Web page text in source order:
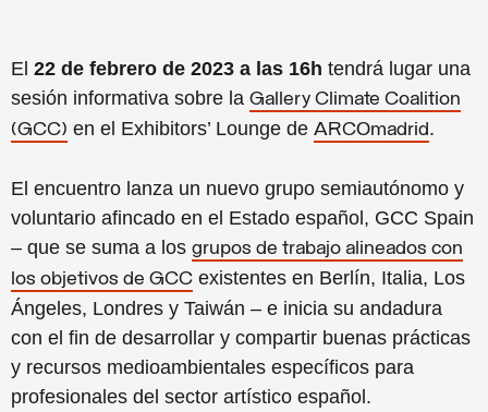
El 22 de febrero de 2023 a las 16h tendrá lugar una
sesión informativa sobre la Gallery Climate Coalition
(GCC) en el Exhibitors’ Lounge de ARCOmadrid.
El encuentro lanza un nuevo grupo semiautónomo y
voluntario afincado en el Estado español, GCC Spain
– que se suma a los grupos de trabajo alineados con
los objetivos de GCC existentes en Berlín, Italia, Los
Ángeles, Londres y Taiwán – e inicia su andadura
con el fin de desarrollar y compartir buenas prácticas
y recursos medioambientales específicos para
profesionales del sector artístico español.